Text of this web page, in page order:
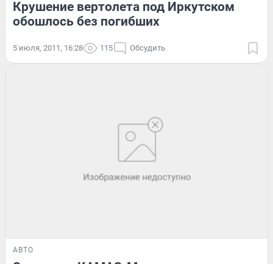
Крушение вертолета под Иркутском
обошлось без погибших
5 июля, 2011, 16:28 115 Обсудить
АВТО